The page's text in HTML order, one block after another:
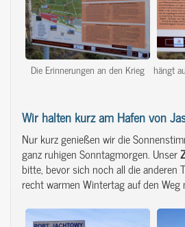
Die Erinnerungen an den Krieg hängt
Wir halten kurz am Hafen von
Nur kurz genießen wir die
ganz ruhigen Sonntagmorgen. Unser
bitte, bevor sich noch all die anderen
recht warmen Wintertag auf den Weg